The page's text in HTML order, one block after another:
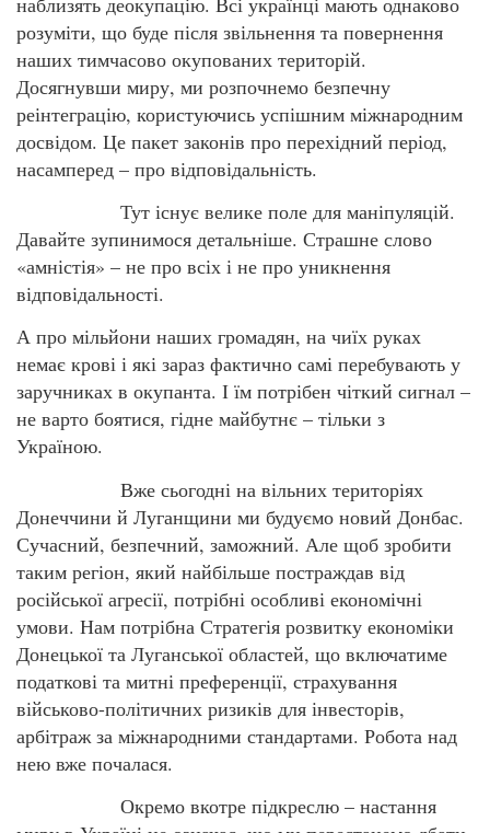
розуміти, що буде після звільнення та повернення
наших тимчасово окупованих територій.
Досягнувши миру, ми розпочнемо безпечну
реінтеграцію, користуючись успішним міжнародним
досвідом. Це пакет законів про перехідний період,
насамперед – про відповідальність.
Тут існує велике поле для маніпуляцій.
Давайте зупинимося детальніше. Страшне слово
«амністія» – не про всіх і не про уникнення
відповідальності.
А про мільйони наших громадян, на чиїх руках
немає крові і які зараз фактично самі перебувають у
заручниках в окупанта. І їм потрібен чіткий сигнал –
не варто боятися, гідне майбутнє – тільки з
Україною.
Вже сьогодні на вільних територіях
Донеччини й Луганщини ми будуємо новий Донбас.
Сучасний, безпечний, заможний. Але щоб зробити
таким регіон, який найбільше постраждав від
російської агресії, потрібні особливі економічні
умови. Нам потрібна Стратегія розвитку економіки
Донецької та Луганської областей, що включатиме
податкові та митні преференції, страхування
військово-політичних ризиків для інвесторів,
арбітраж за міжнародними стандартами. Робота над
нею вже почалася.
Окремо вкотре підкреслю – настання